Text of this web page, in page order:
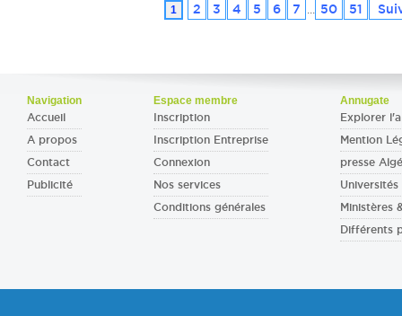
1 2 3 4 5 6 7 ... 50 51
Navigation
Accueil
A propos
Contact
Publicité
Espace membre
Inscription
Inscription Entreprise
Connexion
Nos services
Conditions générales
Annugate
Explorer
Mention
presse
Ministères
Différents